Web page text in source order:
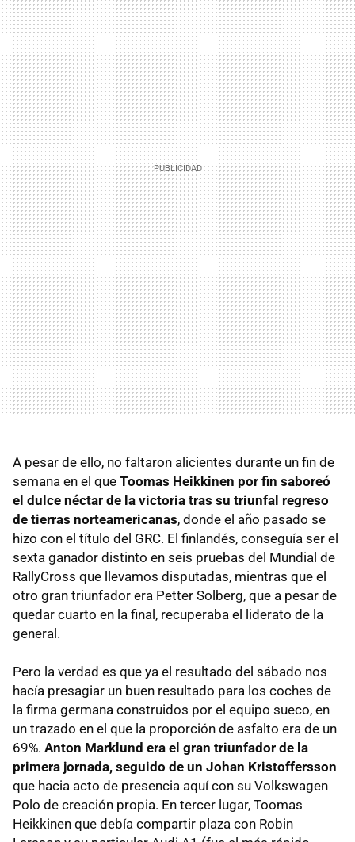
A pesar de ello, no faltaron alicientes durante un fin de
semana en el que Toomas Heikkinen por fin saboreó
el dulce néctar de la victoria tras su triunfal regreso
de tierras norteamericanas, donde el año pasado se
hizo con el título del GRC. El finlandés, conseguía ser el
sexta ganador distinto en seis pruebas del Mundial de
RallyCross que llevamos disputadas, mientras que el
otro gran triunfador era Petter Solberg, que a pesar de
quedar cuarto en la final, recuperaba el liderato de la
general.
Pero la verdad es que ya el resultado del sábado nos
hacía presagiar un buen resultado para los coches de
la firma germana construidos por el equipo sueco, en
un trazado en el que la proporción de asfalto era de un
69%. Anton Marklund era el gran triunfador de la
primera jornada, seguido de un Johan Kristoffersson
que hacia acto de presencia aquí con su Volkswagen
Polo de creación propia. En tercer lugar, Toomas
Heikkinen que debía compartir plaza con Robin